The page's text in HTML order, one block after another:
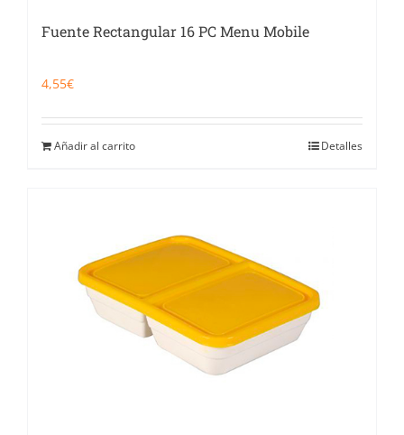
Fuente Rectangular 16 PC Menu Mobile
4,55€
Añadir al carrito Detalles